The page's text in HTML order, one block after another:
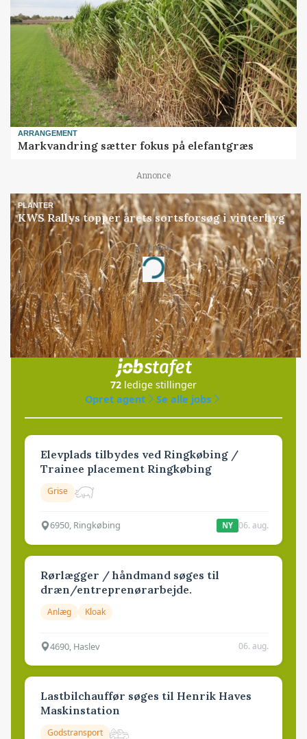
ARRANGEMENT
Markvandring sætter fokus på elefantgræs
Annonce
PLANTER
KWS Rallys topper årets sortsforsøg i vinterbyg
Annonce
Loading...
Jobs
i samarbejde med
72 ledige stillinger
Opret agent
Se alle jobs
Elevplads tilbydes ved Ringkøbing /
Trainee placement Ringkøbing
Grise
6950, Ringkøbing NY 06. aug.
Rørlægger / håndmand søges til
dræn/entreprenørarbejde.
Anlæg Kloak
4690, Haslev 06. aug.
Lastbilchauffør søges til Henrik Haves
Maskinstation
Godstransport